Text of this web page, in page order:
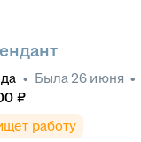
• Была 26 июня •
₽
работу